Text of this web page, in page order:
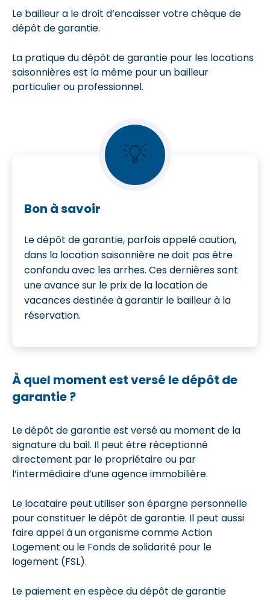
Le bailleur a le droit d’encaisser votre chèque de
dépôt de garantie.
La pratique du dépôt de garantie pour les locations
saisonnières est la même pour un bailleur
particulier ou professionnel.
💡
Bon à savoir
Le dépôt de garantie, parfois appelé caution,
dans la location saisonnière ne doit pas être
confondu avec les arrhes. Ces dernières sont
une avance sur le prix de la location de
vacances destinée à garantir le bailleur à la
réservation.
À quel moment est versé le dépôt de
garantie ?
Le dépôt de garantie est versé au moment de la
signature du bail. Il peut être réceptionné
directement par le propriétaire ou par
l’intermédiaire d’une agence immobilière.
Le locataire peut utiliser son épargne personnelle
pour constituer le dépôt de garantie. Il peut aussi
faire appel à un organisme comme Action
Logement ou le Fonds de solidarité pour le
logement (FSL).
Le paiement en espèce du dépôt de garantie